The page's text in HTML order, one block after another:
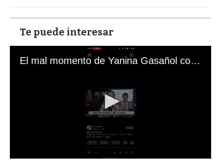
Te puede interesar
El mal momento de Yanina Gasañol con un hincha argentino en "Subrayado"